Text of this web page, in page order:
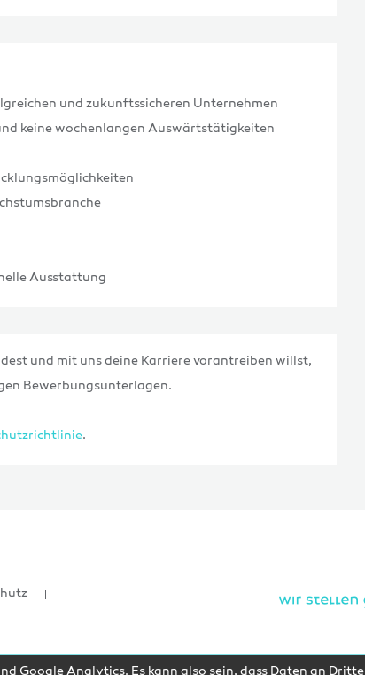
Google Analytics. Es kann also sein, dass Daten an
und zukunftssicheren Unternehmen
keine wochenlangen Auswärtstätigkeiten
Ausstattung
und mit uns deine Karriere vorantreiben willst,
Bewerbungsunterlagen.
.